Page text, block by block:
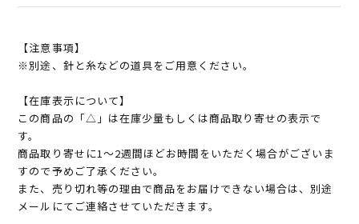
【注意事項】
※別途、針と糸などの道具をご用意ください。
【在庫表示について】
この商品の「△」は在庫少量もしくは商品取り寄せの表示で
す。
商品取り寄せに1～2週間ほどお時間をいただく場合がございま
すので予めご了承ください。
また、売り切れ等の理由で商品をお届けできない場合は、別途
メールにてご連絡させていただきます。